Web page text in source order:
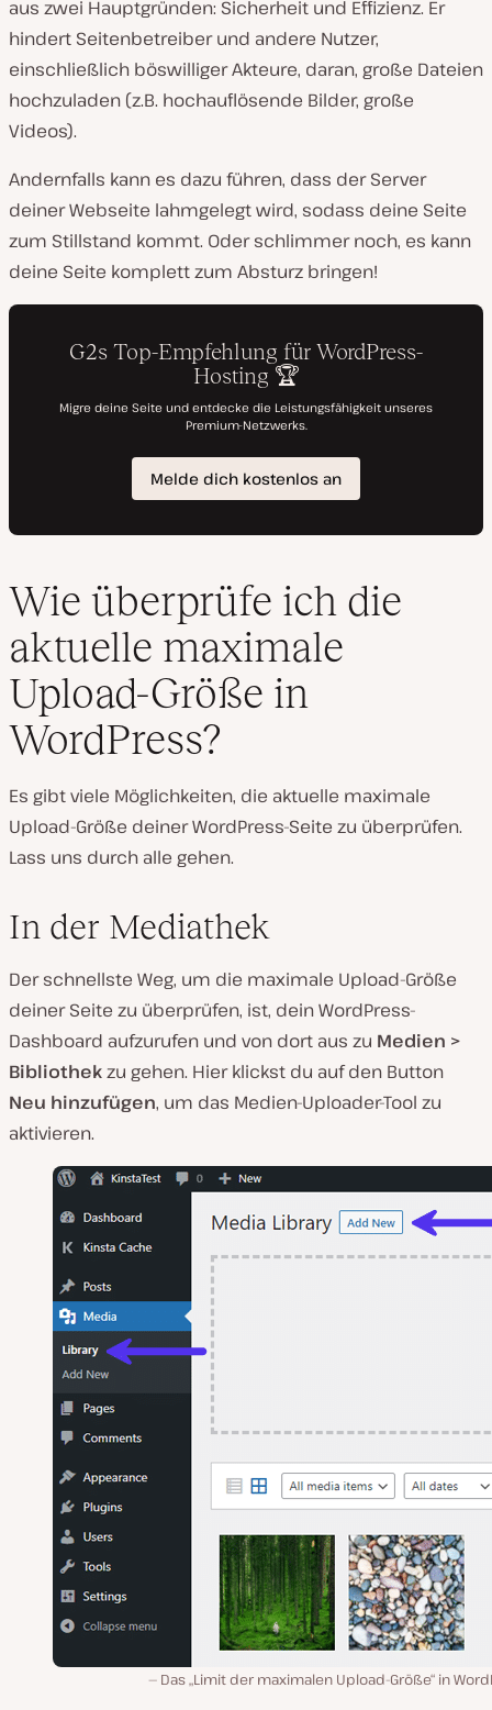
aus zwei Hauptgründen: Sicherheit und Effizienz. Er
hindert Seitenbetreiber und andere Nutzer,
einschließlich böswilliger Akteure, daran, große Dateien
hochzuladen (z.B. hochauflösende Bilder, große
Videos).
Andernfalls kann es dazu führen, dass der Server
deiner Webseite lahmgelegt wird, sodass deine Seite
zum Stillstand kommt. Oder schlimmer noch, es kann
deine Seite komplett zum Absturz bringen!
Wie überprüfe ich die
aktuelle maximale
Upload-Größe in
WordPress?
Es gibt viele Möglichkeiten, die aktuelle maximale
Upload-Größe deiner WordPress-Seite zu überprüfen.
Lass uns durch alle gehen.
In der Mediathek
Der schnellste Weg, um die maximale Upload-Größe
deiner Seite zu überprüfen, ist, dein WordPress-
Dashboard aufzurufen und von dort aus zu Medien >
Bibliothekzu gehen. Hier klickst du auf den Button
Neu hinzufügen, um das Medien-Uploader-Tool zu
aktivieren.
Das „Limit der maximalen Upload-Größe“ in